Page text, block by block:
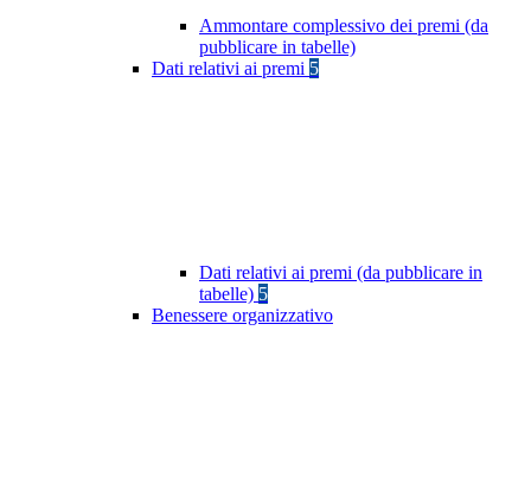
Ammontare complessivo dei premi (da
pubblicare in tabelle)
Dati relativi ai premi 5
Dati relativi ai premi (da pubblicare in
tabelle) 5
Benessere organizzativo